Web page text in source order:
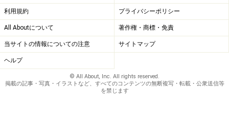
み～さ：初めは、それまで仕事をした事がなく、ＦＡＸ
を送る事さえ新鮮で！ただ、しばらくそんな感じでフラ
ンスでの仕事を楽しんでいたのですが、ある日、初心を
思い出して、「映画を作りたい～！やりたいのはプロダ
クション業ではない！」と、すべてをやめて、シナリオ
を書くことに専念しだしました。同時に幾つか短編も製
作しましたが、パリで小さな上映会で発表された程度
利用規約 プライバシーポリシー
All Aboutについて 著作権・商標・免責
当サイトの情報についての注意 サイトマップ
ヘルプ
© All About, Inc. All rights reserved.
掲載の記事・写真・イラストなど、すべてのコンテンツの無断複写・転載・公衆送信等
を禁じます